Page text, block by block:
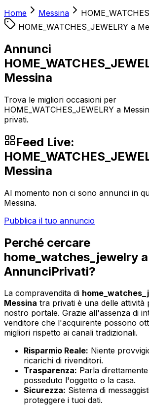
Home Messina
HOME_WATCHES_JEWELRY a
Annunci
Messina
Trova le migliori occasioni per
HOME_WATCHES_JEWELRY a
privati.
Feed Live:
Messina
Al momento non ci sono annunci in
Messina.
Pubblica il tuo annuncio
Perché cercare
home_watches_jewelry a
AnnunciPrivati?
La compravendita di
Messina tra privati è una delle attività
nostro portale. Grazie all'assenza di
venditore che l'acquirente possono
migliori rispetto ai canali tradizionali.
Risparmio Reale: Niente
ricarichi di rivenditori.
Trasparenza: Parla
posseduto l'oggetto o la casa.
Sicurezza: Sistema di
proteggere i tuoi dati.